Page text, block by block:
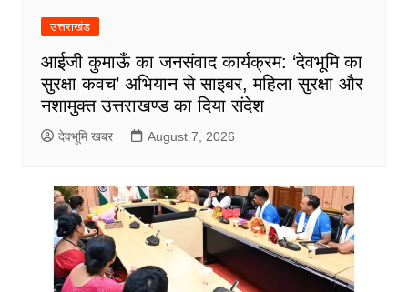
उत्तराखंड
आईजी कुमाऊँ का जनसंवाद कार्यक्रम: ‘देवभूमि का
सुरक्षा कवच’ अभियान से साइबर, महिला सुरक्षा और
नशामुक्त उत्तराखण्ड का दिया संदेश
देवभूमि खबर August 7, 2026